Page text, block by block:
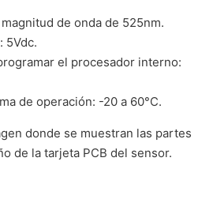
de onda de 525nm.
5Vdc.
el procesador interno:
de operación: -20 a 60°C.
donde se muestran las partes
de la tarjeta PCB del sensor.